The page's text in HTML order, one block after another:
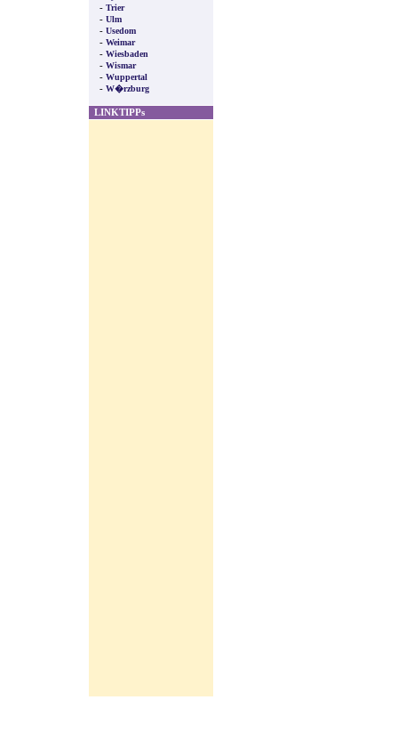
- Trier
- Ulm
- Usedom
- Weimar
- Wiesbaden
- Wismar
- Wuppertal
- W�rzburg
LINKTIPPs